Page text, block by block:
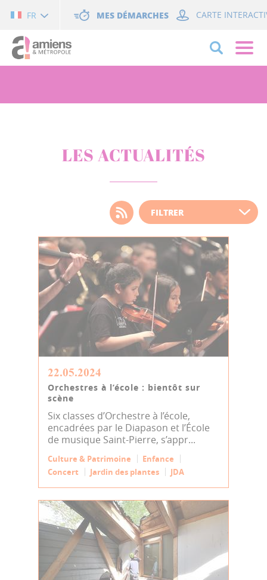
FR MES DÉMARCHES CARTE
LES ACTUALITÉS
Choisissez votre filtre
d'actualité
22.05.2024
Orchestres à l’école : bientôt sur
scène
Six classes d’Orchestre à l’école,
encadrées par le Diapason et l’École
de musique Saint-Pierre, s’appr...
Culture & Patrimoine
Enfance
Concert
Jardin des plantes JDA